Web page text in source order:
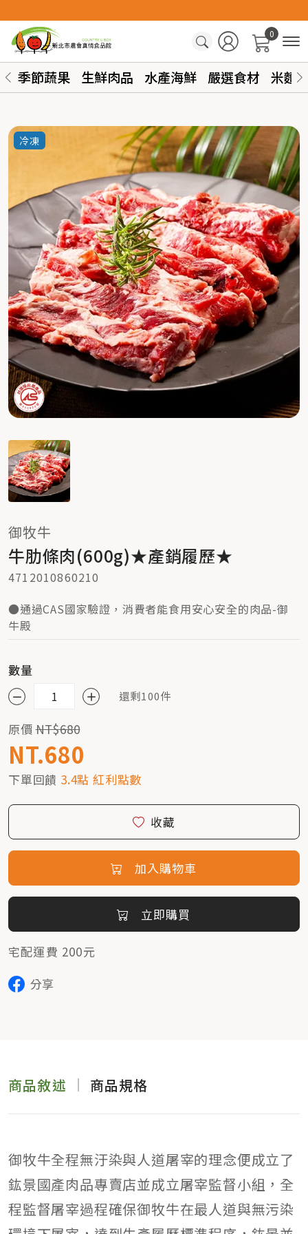
0
季節蔬果 生鮮肉品 水產海鮮 嚴選食材 米麵
冷凍
御牧牛
牛肋條肉(600g)★產銷履歷★
4712010860210
●通過CAS國家驗證，消費者能食用安心安全的肉品-御
牛殿
數量
還剩100件
原價NT$680
NT.680
下單回饋 3.4點 紅利點數
收藏
加入購物車
立即購買
宅配運費 200元
分享
商品敘述 商品規格
御牧牛全程無汙染與人道屠宰的理念便成立了
鈜景國產肉品專賣店並成立屠宰監督小組，全
程監督屠宰過程確保御牧牛在最人道與無污染